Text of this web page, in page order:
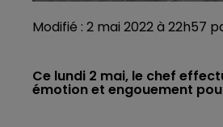
Modifié : 2 mai 2022 à 22h57
Ce lundi 2 mai, le chef
émotion et engouement